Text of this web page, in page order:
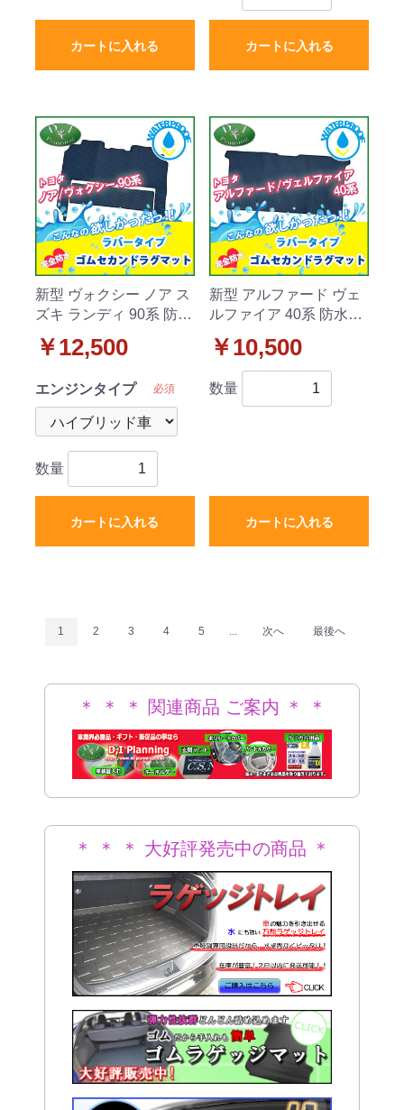
カートに入れる カートに入れる
新型 ヴォクシー ノア ス
ズキ ランディ 90系 防水
ト ラバータイプ 社外品
￥12,500
エンジンタイプ 必須
数量
カートに入れる
新型 アルファード ヴェ
ルファイア 40系 防水ゴ
ラバータイプ 社外品
￥10,500
数量
カートに入れる
1 2 3 4 5 ... 次へ 最後へ
＊ ＊ ＊ 関連商品 ご案内 ＊ ＊
＊
＊ ＊ ＊ 大好評発売中の商品 ＊
＊ ＊